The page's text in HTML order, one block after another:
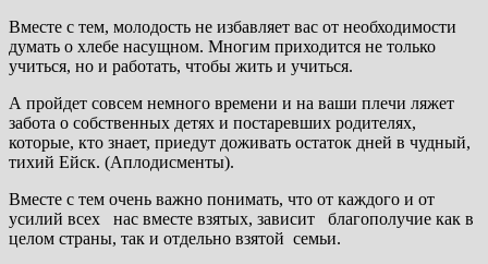
Вместе с тем, молодость не избавляет вас от необходимости
думать о хлебе насущном. Многим приходится не только
учиться, но и работать, чтобы жить и учиться.
А пройдет совсем немного времени и на ваши плечи ляжет
забота о собственных детях и постаревших родителях,
которые, кто знает, приедут доживать остаток дней в чудный,
тихий Ейск. (Аплодисменты).
Вместе с тем очень важно понимать, что от каждого и от
усилий всех нас вместе взятых, зависит благополучие как в
целом страны, так и отдельно взятой семьи.